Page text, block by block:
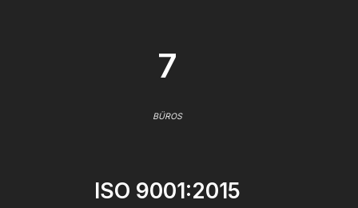
7
BÜROS
ISO 9001:2015